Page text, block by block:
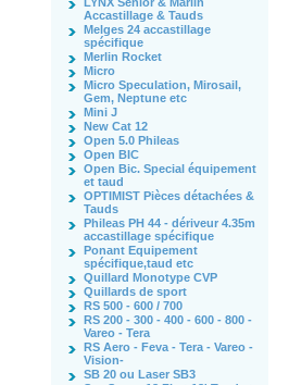
Accastillage & Tauds
Melges 24 accastillage
spécifique
Merlin Rocket
Micro
Micro Speculation, Mirosail,
Gem, Neptune etc
Mini J
New Cat 12
Open 5.0 Phileas
Open BIC
Open Bic. Special équipement
et taud
OPTIMIST Pièces détachées &
Tauds
Phileas PH 44 - dériveur 4.35m
accastillage spécifique
Ponant Equipement
spécifique,taud etc
Quillard Monotype CVP
Quillards de sport
RS 500 - 600 / 700
RS 200 - 300 - 400 - 600 - 800 -
Vareo - Tera
RS Aero - Feva - Tera - Vareo -
Vision-
SB 20 ou Laser SB3